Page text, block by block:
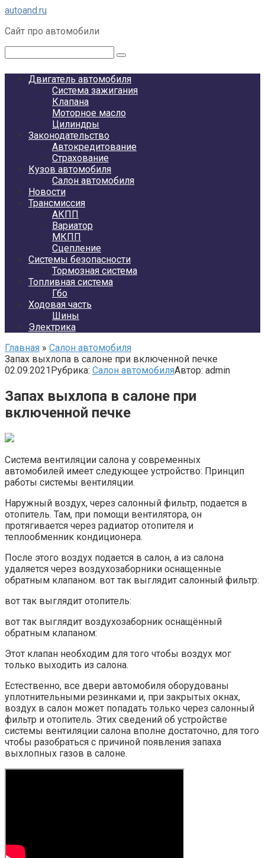
Перейти
контенту
autoand.ru
Сайт про автомобили
Двигатель автомобиля
Система зажигания
Клапана
Моторное масло
Цилиндры
Законодательство
Автокредитование
Страхование
Кузов автомобиля
Салон автомобиля
Новости
Трансмиссия
АКПП
Вариатор
МКПП
Сцепление
Системы безопасности
Тормозная система
Топливная система
Гбо
Ходовая часть
Шины
Электрика
Главная » Салон автомобиля
Запах выхлопа в салоне при включенной печке
02.09.2021Рубрика: Салон автомобиляАвтор: admin
Запах выхлопа в салоне при
включенной печке
Система вентиляции салона у современных
автомобилей имеет следующее устройство: Принцип
работы системы вентиляции.
Наружный воздух, через салонный фильтр, подается в
отопитель. Там, при помощи вентилятора, он
протягивается через радиатор отопителя и
теплообменник кондиционера.
После этого воздух подается в салон, а из салона
удаляется через воздухозаборники оснащенные
обратным клапаном. вот так выглядит салонный фильтр:
вот так выглядит отопитель:
вот так выглядит воздухозаборник оснащённый
обратным клапаном:
Этот клапан необходим для того чтобы воздух мог
только выходить из салона.
Естественно, все двери автомобиля оборудованы
уплотнительными резинками и, при закрытых окнах,
воздух в салон может попадать только через салонный
фильтр и отопитель. Этих сведений об устройстве
системы вентиляции салона вполне достаточно, для того
чтобы разобраться с причиной появления запаха
выхлопных газов в салоне.